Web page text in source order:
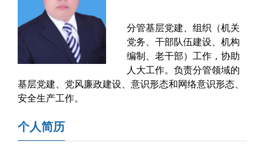
分管基层党建、组织（机关
党务、干部队伍建设、机构
编制、老干部）工作，协助
人大工作。负责分管领域的
基层党建、党风廉政建设、意识形态和网络意识形态、
安全生产工作。
个人简历